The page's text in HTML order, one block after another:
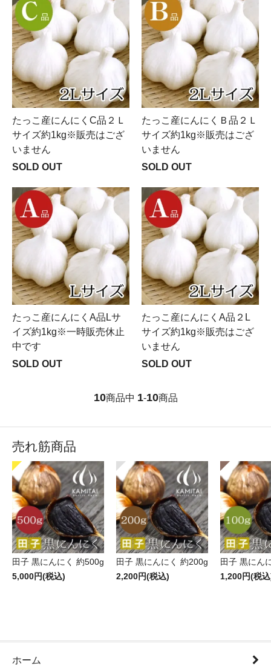
たっこ産にんにくC品２Ｌ
サイズ約1kg※販売はござ
いません
SOLD OUT
たっこ産にんにくＢ品２Ｌ
サイズ約1kg※販売はござ
いません
SOLD OUT
たっこ産にんにくA品Lサ
イズ約1kg※一時販売休止
中です
SOLD OUT
たっこ産にんにくA品２L
サイズ約1kg※販売はござ
いません
SOLD OUT
10商品中 1-10商品
売れ筋商品
田子 黒にんにく 約500g
5,000円(税込)
田子 黒にんにく 約200g
2,200円(税込)
田子 黒にん
1,200円(税
ホーム